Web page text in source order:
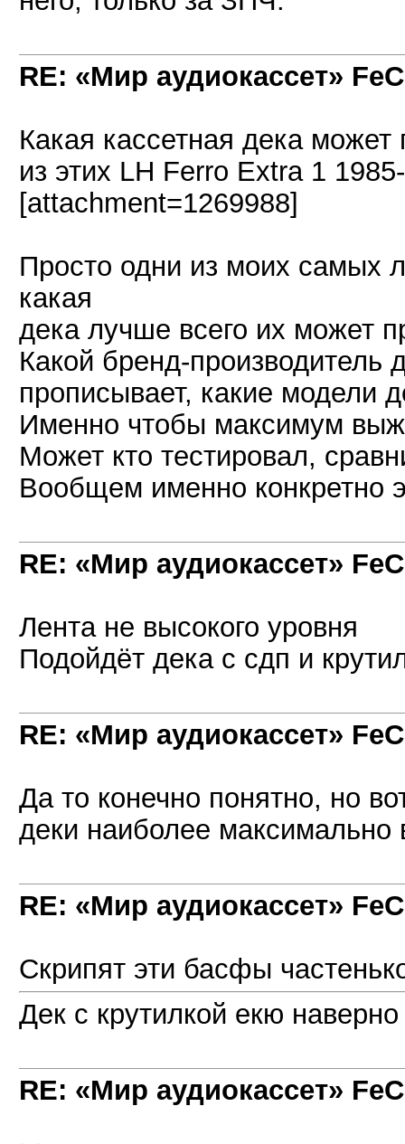
RE: «Мир аудиокассет»
Какая кассетная дека
из этих LH Ferro Extra 1
[attachment=1269988]
Просто одни из моих самых
какая
дека лучше всего их может
Какой бренд-производитель
прописывает, какие модели
Именно чтобы максимум
Может кто тестировал,
Вообщем именно конкретно
RE: «Мир аудиокассет»
Лента не высокого уровня
Подойдёт дека с сдп и
RE: «Мир аудиокассет»
Да то конечно понятно, но
деки наиболее
RE: «Мир аудиокассет»
Скрипят эти басфы
Дек с крутилкой екю
RE: «Мир аудиокассет»